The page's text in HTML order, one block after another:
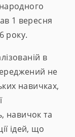
1 вересня
року.
в
не
навичках,
навичок та
ідей, що